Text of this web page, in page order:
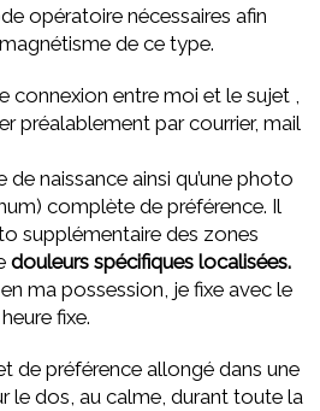
opératoire nécessaires afin
de ce type.
connexion entre moi et le sujet ,
préalablement par courrier, mail
naissance ainsi qu’une photo
complète de préférence. Il
supplémentaire des zones
douleurs spécifiques localisées.
ma possession, je fixe avec le
fixe.
de préférence allongé dans une
le dos, au calme, durant toute la